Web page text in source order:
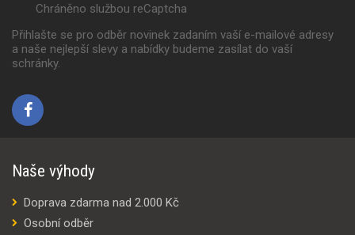
Chráněno službou reCaptcha
Přihlašte se pro odběr novinek zadaním vaší e-mailové adresy
a naše nejlepší slevy a nabídky budeme zasílat do vaší
schránky.
Naše výhody
Doprava zdarma nad 2.000 Kč
Osobní odběr